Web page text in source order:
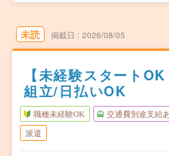
未読 掲載日 2026/08/05
【未経験スタート
組立/日払いOK
職種未経験OK 交通費別途支給
派遣